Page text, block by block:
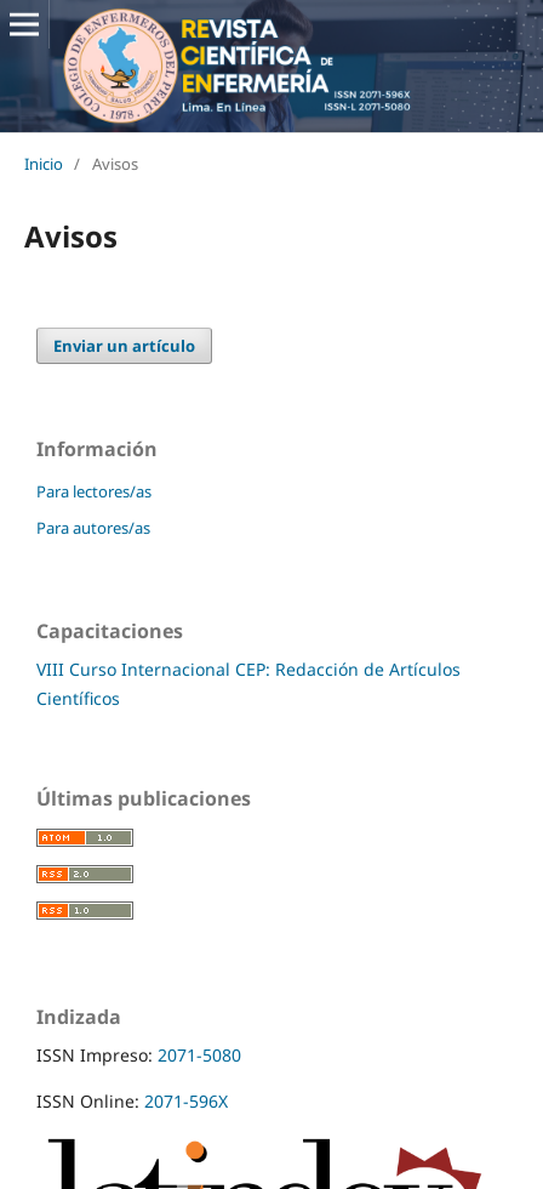
Inicio / Avisos
Avisos
Enviar un artículo
Información
Para lectores/as
Para autores/as
Capacitaciones
VIII Curso Internacional CEP: Redacción de Artículos
Científicos
Últimas publicaciones
Indizada
ISSN Impreso: 2071-5080
ISSN Online: 2071-596X